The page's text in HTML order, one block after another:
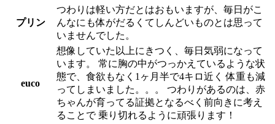
プリン
つわりは軽い方だとはおもいますが、毎日がこ
んなにも体がだるくてしんどいものとは思って
いませんでした。
euco
想像していた以上にきつく、毎日気弱になって
います。 常に胸の中がつっかえているような状
態で、食欲もなく1ヶ月半で4キロ近く 体重も減
ってしまいました。。。 つわりがあるのは、赤
ちゃんが育ってる証拠となるべく前向きに考え
ることで 乗り切れるように頑張ります！